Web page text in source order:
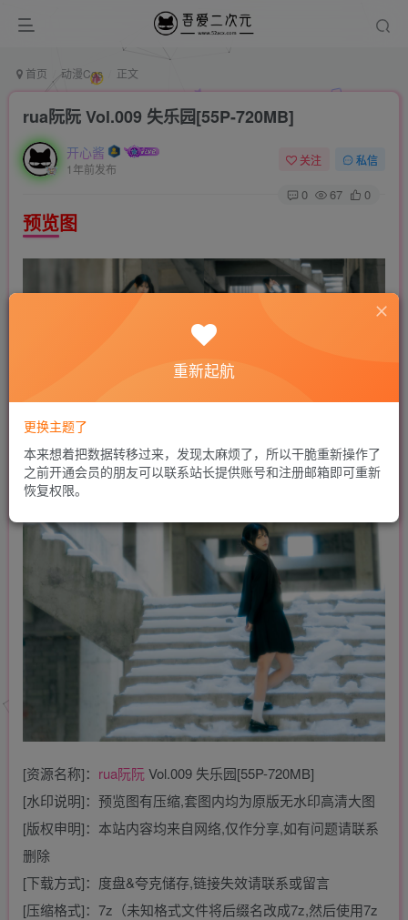
首页 动漫Cos 正文
rua阮阮 Vol.009 失乐园[55P-720MB]
开心酱
1年前发布
关注 私信
0 67 0
预览图
[资源名称]： rua阮阮Vol.009 失乐园[55P-720MB]
[水印说明]：预览图有压缩,套图内均为原版无水印高清大图
[版权申明]：本站内容均来自网络,仅作分享,如有问题请联系
删除
[下载方式]：度盘&夸克储存,链接失效请联系或留言
[压缩格式]：7z（未知格式文件将后缀名改成7z,然后使用7z
重新起航
更换主题了
本来想着把数据转移过来，发现太麻烦了，所以干脆重新操作了
之前开通会员的朋友可以联系站长提供账号和注册邮箱即可重新
恢复权限。